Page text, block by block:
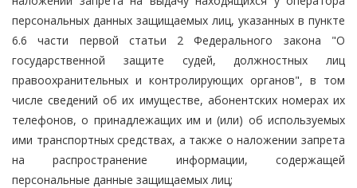
персональных данных защищаемых лиц, указанных в пункте
6.6 части первой статьи 2 Федерального закона "О
государственной защите судей, должностных лиц
правоохранительных и контролирующих органов", в том
числе сведений об их имуществе, абонентских номерах их
телефонов, о принадлежащих им и (или) об используемых
ими транспортных средствах, а также о наложении запрета
на распространение информации, содержащей
персональные данные защищаемых лиц;